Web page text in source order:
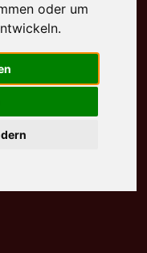
oder um